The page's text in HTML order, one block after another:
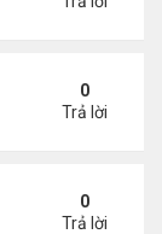
bị Cảnh sát
0
Trả lời
Phước Lộc Thọ
0
Trả lời